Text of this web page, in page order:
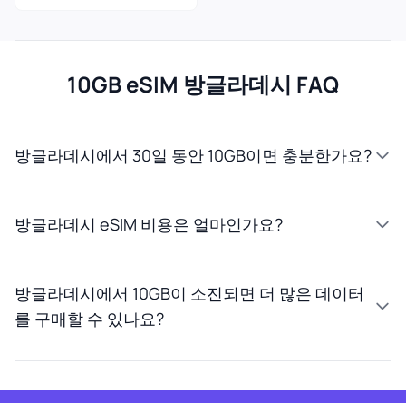
10GB eSIM 방글라데시 FAQ
방글라데시에서 30일 동안 10GB이면 충분한가요?
방글라데시 eSIM 비용은 얼마인가요?
방글라데시에서 10GB이 소진되면 더 많은 데이터
를 구매할 수 있나요?